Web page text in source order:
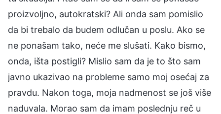
proizvoljno, autokratski? Ali onda sam pomislio
da bi trebalo da budem odlučan u poslu. Ako se
ne ponašam tako, neće me slušati. Kako bismo,
onda, išta postigli? Mislio sam da je to što sam
javno ukazivao na probleme samo moj osećaj za
pravdu. Nakon toga, moja nadmenost se još više
naduvala. Morao sam da imam poslednju reč u